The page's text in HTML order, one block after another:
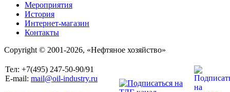
Мероприятия
История
Интернет-магазин
Контакты
Copyright © 2001-2026, «Нефтяное хозяйство»
Тел: +7(495) 247-50-90/91
E-mail: mail@oil-industry.ru